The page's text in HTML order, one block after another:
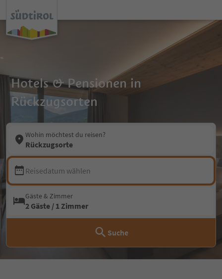
Hotels & Pensionen in
Rückzugsorten
Wohin möchtest du reisen?
Rückzugsorte
Reisedatum wählen
Gäste & Zimmer
2 Gäste / 1 Zimmer
Suche